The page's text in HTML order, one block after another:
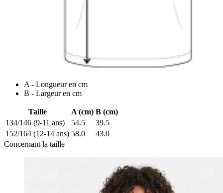
A - Longueur en cm
B - Largeur en cm
Taille A (cm) B (cm)
134/146 (9-11 ans)
54.5
39.5
152/164 (12-14 ans) 58.0
43.0
Concernant la taille